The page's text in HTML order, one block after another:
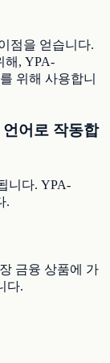
점을 얻습니다.
해, YPA-
위해 사용합니
어로 작동합
니다. YPA-
.
금융 상품에 가
다.